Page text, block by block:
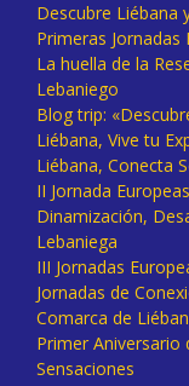
Descubre Liébana
Primeras
La huella de la
Lebaniego
Blog trip:
Liébana, Vive tu
Liébana, Conecta
II Jornada
Dinamización,
Lebaniega
III Jornadas
Jornadas de
Comarca de
Primer Aniversario
Sensaciones